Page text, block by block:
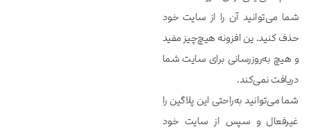
شما می‌توانید آن را از سایت خود
حذف کنید. ین افزونه هیچ‌چیز مفید
و هیچ به‌روزرسانی برای سایت شما
دریافت نمی‌کند.
شما می‌توانید به‌راحتی این پلاگین را
غیرفعال و سپس از سایت خود